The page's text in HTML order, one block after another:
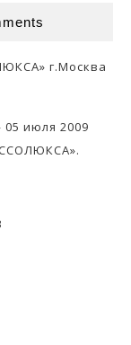
г.Москва
июля 2009